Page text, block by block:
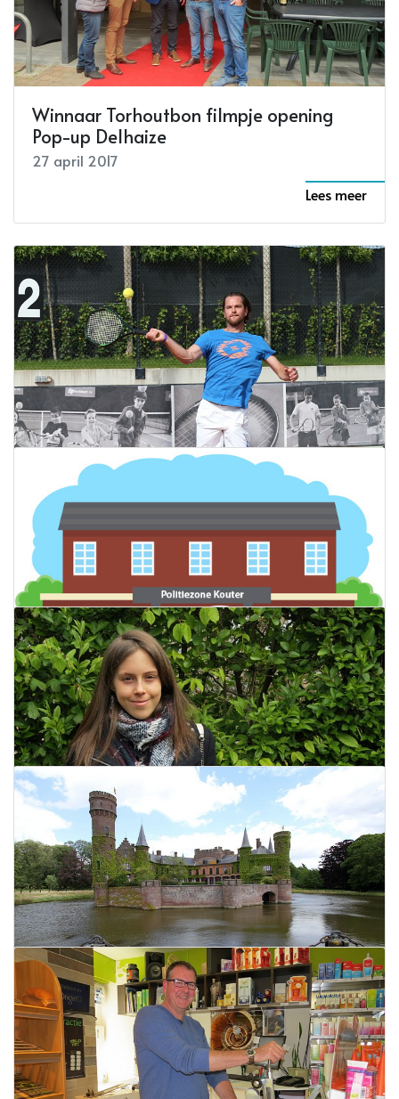
Lokale Helden op het stadskantoor op
28 april
28 april 2017
Lees meer
Winnaar Torhoutbon filmpje opening
Pop-up Delhaize
27 april 2017
Lees meer
Gebroeders Malisse en Kimmer
Coppejans spelen in TC De Koddaert op
30 april
27 april 2017
Lees meer
Nieuws uit Politiezone Kouter
27 april 2017
Lees meer
Charlotte Raepsaet in de prijzen
27 april 2017
Lees meer
Kasteel Wijnendale en Kasteelpark
d'Aertrycke in de kijker
27 april 2017